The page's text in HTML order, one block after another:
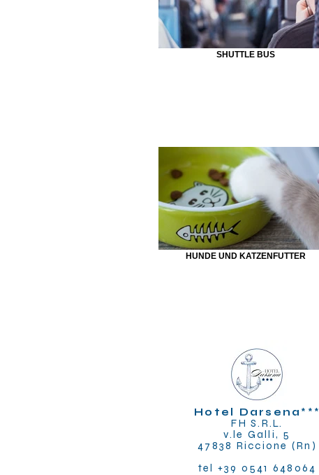
SHUTTLE BUS
HUNDE UND KATZENFUTTER
Hotel Darsena ***
FH S.R.L.
v.le Galli, 5
47838 Riccione (Rn)
tel +39 0541 648064